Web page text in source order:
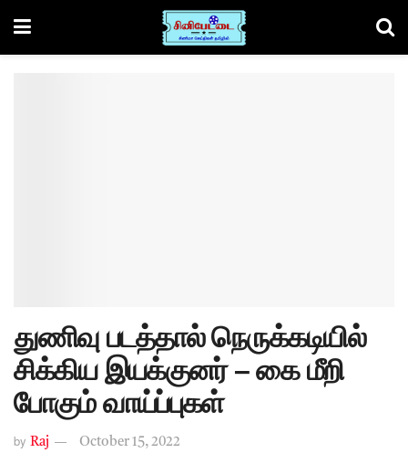
துணிவு படத்தால் நெருக்கடியில்
சிக்கிய இயக்குனர் – கை மீறி
போகும் வாய்ப்புகள்
by Raj October 15, 2022